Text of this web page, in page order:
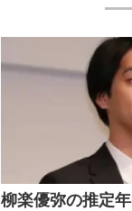
柳楽優弥の推定